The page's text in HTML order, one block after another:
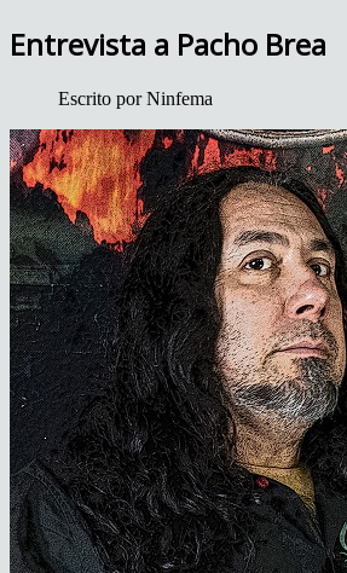
Entrevista a Pacho Brea
Escrito porNinfema